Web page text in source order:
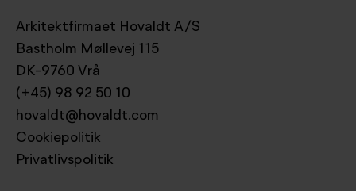
Arkitektfirmaet Hovaldt A/S
Bastholm Møllevej 115
DK-9760 Vrå
(+45) 98 92 50 10
hovaldt@hovaldt.com
Cookiepolitik
Privatlivspolitik